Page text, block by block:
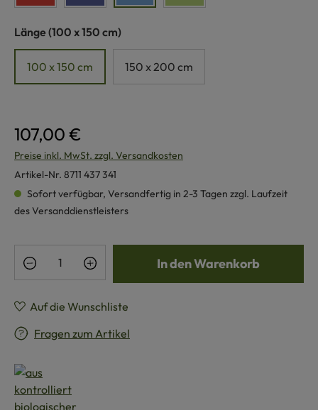
Länge auswählen
(100 x 150 cm)
100 x 150 cm 150 x 200 cm
107,00 €
Preise inkl. MwSt. zzgl. Versandkosten
Artikel-Nr. 8711 437 341
Sofort verfügbar, Versandfertig in 2-3 Tagen zzgl. Laufzeit
des Versanddienstleisters
Produkt Anzahl: Gib den gewünschten
In den Warenkorb
Auf die Wunschliste
Fragen zum Artikel